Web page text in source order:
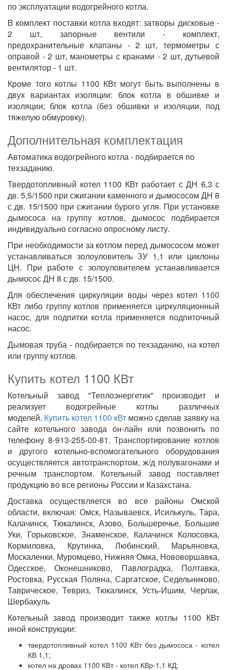
по эксплуатации водогрейного котла.
В комплект поставки котла входят: затворы дисковые -
2 шт, запорные вентили - комплект,
предохранительные клапаны - 2 шт, термометры с
оправой - 2 шт, манометры с кранами - 2 шт, дутьевой
вентилятор - 1 шт.
Кроме того котлы 1100 КВт могут быть выполнены в
двух вариантах изоляции: блок котла в обшивке и
изоляции; блок котла (без обшивки и изоляции, под
тяжелую обмуровку).
Дополнительная комплектация
Автоматика водогрейного котла - подбирается по
техзаданию.
Твердотопливный котел 1100 КВт работает с ДН 6,3 с
дв. 5,5/1500 при сжигании каменного и дымососом ДН 8
с дв. 15/1500 при сжигании бурого угля. При установке
дымососа на группу котлов, дымосос подбирается
индивидуально согласно опросному листу.
При необходимости за котлом перед дымососом может
устанавливаться золоуловитель ЗУ 1,1 или циклоны
ЦН. При работе с золоуловителем устанавливается
дымосос ДН 8 с дв. 15/1500.
Для обеспечения циркуляции воды через котел 1100
КВт либо группу котлов применяется циркуляционный
насос, для подпитки котла применяется подпиточный
насос.
Дымовая труба - подбирается по техзаданию, на котел
или группу котлов.
Купить котел 1100 КВт
Котельный завод "Теплоэнергетик" производит и
реализует водогрейные котлы различных
моделей. Купить котел 1100 кВт можно сделав заявку на
сайте котельного завода он-лайн или позвонить по
телефону 8-913-255-00-81. Транспортирование котлов
и другого котельно-вспомогательного оборудования
осуществляется автотранспортом, ж/д полувагонами и
речным транспортом. Котельный завод поставляет
продукцию во все регионы России и Казахстана.
Доставка осуществляется во все районы Омской
области, включая: Омск, Называевск, Исилькуль, Тара,
Калачинск, Тюкалинск, Азово, Большеречье, Большие
Уки, Горьковское, Знаменское, Калачинск Колосовка,
Кормиловка, Крутинка, Любинский, Марьяновка,
Москаленки, Муромцево, Нижняя Омка, Нововоршавка,
Одесское, Оконешниково, Павлоградка, Полтавка,
Ростовка, Русская Поляна, Саргатское, Седельниково,
Таврическое, Тевриз, Тюкалинск, Усть-Ишим, Черлак,
Шербакуль
Котельный завод производит также котлы 1100 КВт
иной конструкции:
твердотопливный котел 1100 КВт без дымососа - котел
КВ 1,1;
котел на дровах 1100 КВт - котел КВр-1,1 КД;